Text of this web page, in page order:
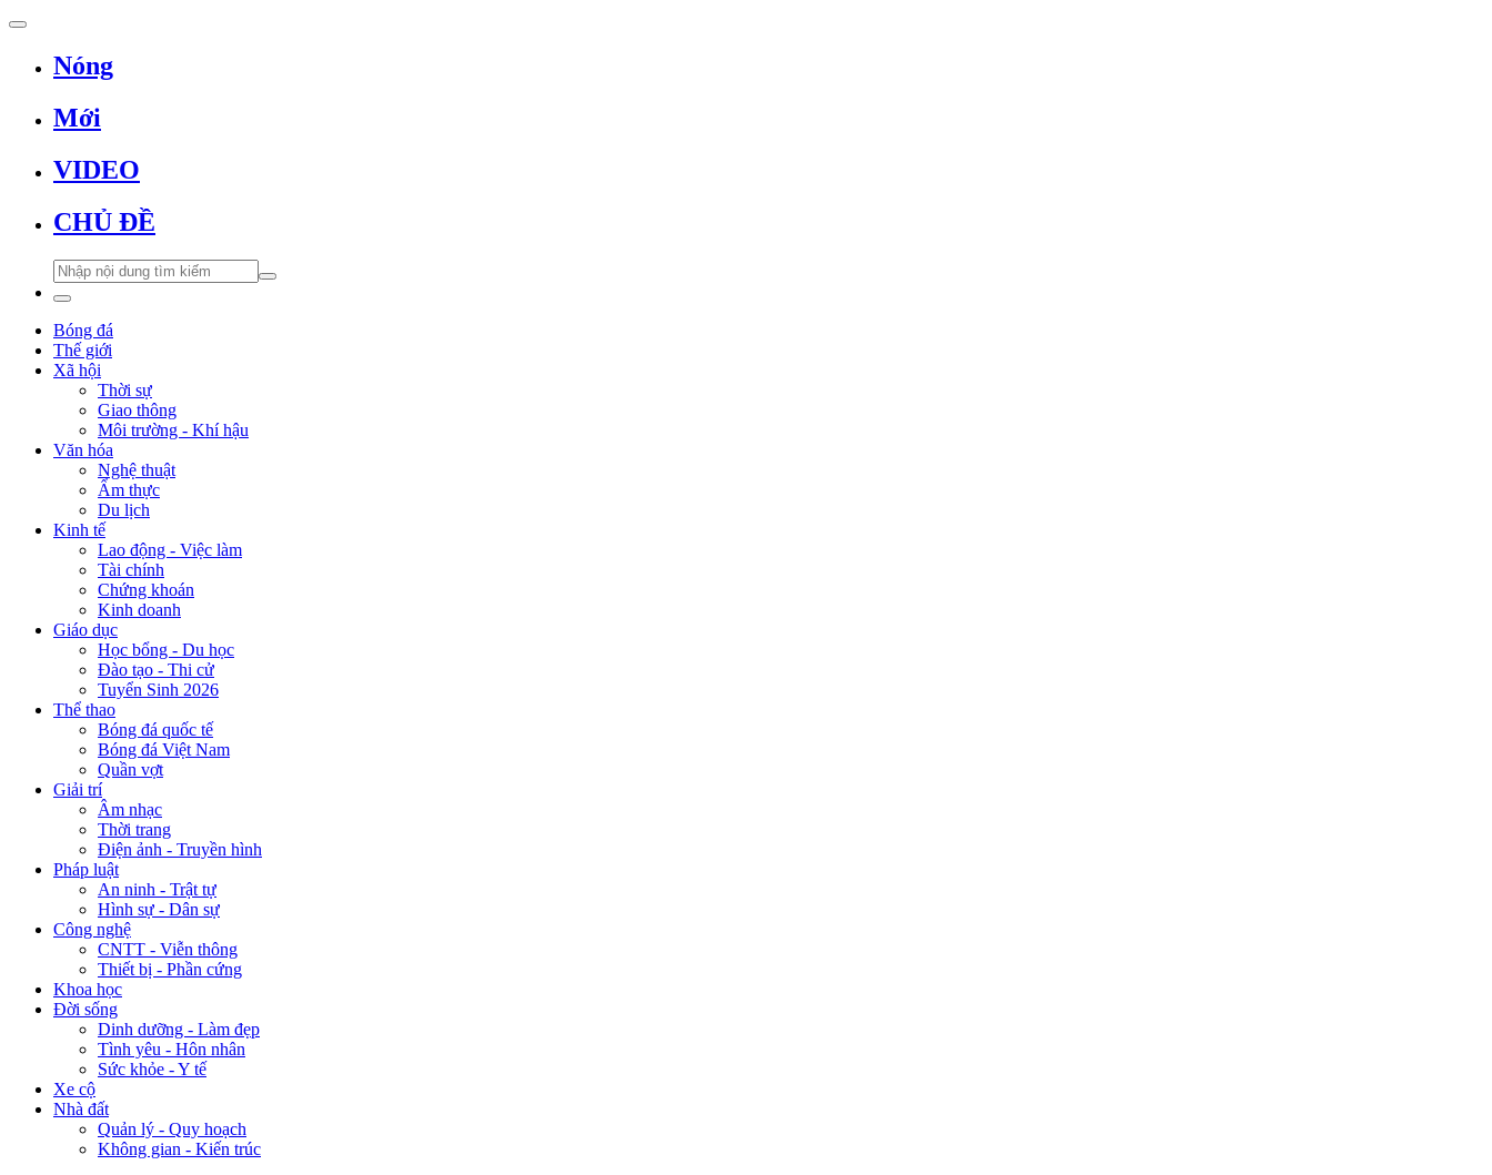
Nóng
Mới
VIDEO
CHỦ ĐỀ
Bóng đá
Thế giới
Xã hội
Thời sự
Giao thông
Môi trường - Khí hậu
Văn hóa
Nghệ thuật
Ẩm thực
Du lịch
Kinh tế
Lao động - Việc làm
Tài chính
Chứng khoán
Kinh doanh
Giáo dục
Học bổng - Du học
Đào tạo - Thi cử
Tuyển Sinh 2026
Thể thao
Bóng đá quốc tế
Bóng đá Việt Nam
Quần vợt
Giải trí
Âm nhạc
Thời trang
Điện ảnh - Truyền hình
Pháp luật
An ninh - Trật tự
Hình sự - Dân sự
Công nghệ
CNTT - Viễn thông
Thiết bị - Phần cứng
Khoa học
Đời sống
Dinh dưỡng - Làm đẹp
Tình yêu - Hôn nhân
Sức khỏe - Y tế
Xe cộ
Nhà đất
Quản lý - Quy hoạch
Không gian - Kiến trúc